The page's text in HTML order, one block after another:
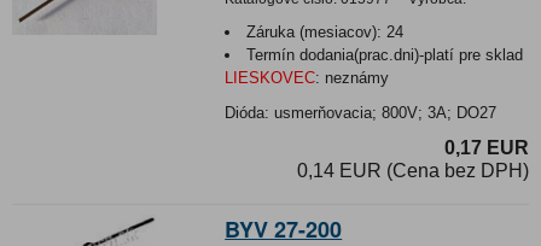
Záruka (mesiacov): 24
Termín dodania(prac.dni)-platí pre sklad
LIESKOVEC: neznámy
Dióda: usmerňovacia; 800V; 3A; DO27
0,17 EUR
0,14 EUR (Cena bez DPH)
BYV 27-200